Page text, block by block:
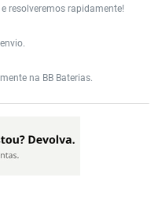
resolveremos rapidamente!
na BB Baterias.